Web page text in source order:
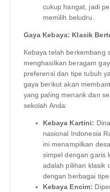
cukup hangat, jadi
memilih beludru.
Gaya Kebaya: Klasik
Kebaya telah berkembang
menghasilkan beragam
preferensi dan tipe tubuh
gaya berikut akan
yang paling menarik dan
sekolah Anda:
Kebaya Kartini:
nasional Indonesia
ini menampilkan
simpel dengan garis
adalah pilihan klasik
dengan berbagai tipe
Kebaya Encim: